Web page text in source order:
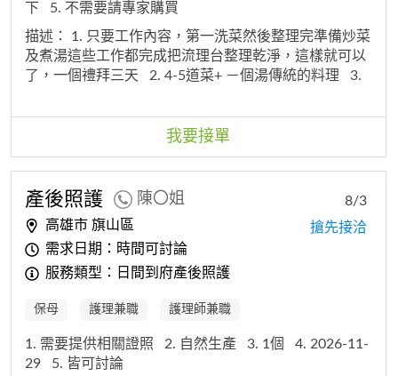
下
5. 不需要請專家購買
描述： 1. 只要工作內容，第一洗菜然後整理完準備炒菜
及煮湯這些工作都完成把流理台整理乾淨，這樣就可以
了，一個禮拜三天
2. 4-5道菜+ －個湯傳統的料理
3.
我要接單
產後照護 陳〇姐
高雄市 旗山區
需求日期：時間可討論
服務類型：日間到府產後照護
8/3
搶先接洽
保母 護理兼職 護理師兼職
1. 需要提供相關證照 2. 自然生產 3. 1個
4. 2026-11-
29
5. 皆可討論